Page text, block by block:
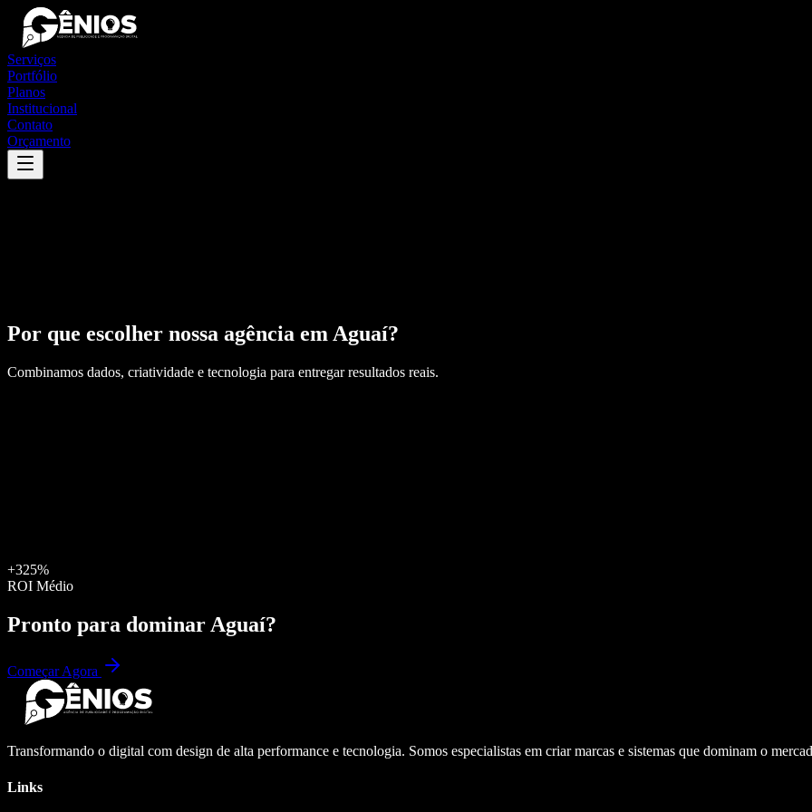
Serviços
Portfólio
Planos
Institucional
Contato
Orçamento
Por que escolher nossa agência em Aguaí?
Combinamos dados, criatividade e tecnologia para entregar resultados reais.
+325%
ROI Médio
Pronto para dominar Aguaí?
Começar Agora
Transformando o digital com design de alta performance e tecnologia. Somos especialistas em criar marcas e sistemas que dominam o
Links